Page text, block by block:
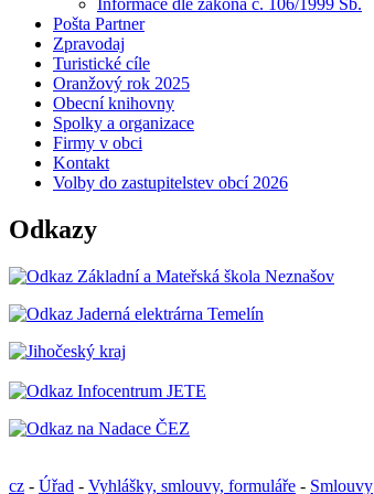
Pošta Partner
Zpravodaj
Turistické cíle
Oranžový rok 2025
Obecní knihovny
Spolky a organizace
Firmy v obci
Kontakt
Volby do zastupitelstev obcí 2026
Odkazy
cz - Úřad - Vyhlášky, smlouvy, formuláře - Smlouvy